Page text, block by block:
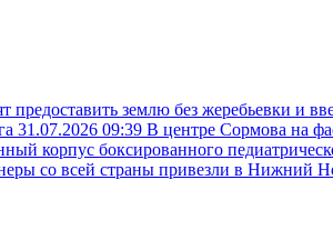
предоставить землю без жеребьевки и
31.07.2026 09:39 В центре Сормова на
корпус боксированного
со всей страны привезли в Нижний